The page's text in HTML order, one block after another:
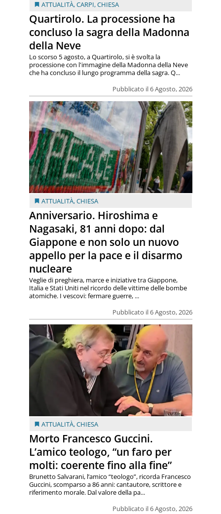
ATTUALITÀ,CARPI,CHIESA
Quartirolo. La processione ha
concluso la sagra della Madonna
della Neve
Pubblicato il 6 Agosto, 2026
Lo scorso 5 agosto, a Quartirolo, si è svolta la
processione con l'immagine della Madonna della Neve
che ha concluso il lungo programma della sagra. Q...
ATTUALITÀ,CHIESA
Anniversario. Hiroshima e
Nagasaki, 81 anni dopo: dal
Giappone e non solo un nuovo
appello per la pace e il disarmo
nucleare
Pubblicato il 6 Agosto, 2026
Veglie di preghiera, marce e iniziative tra Giappone,
Italia e Stati Uniti nel ricordo delle vittime delle bombe
atomiche. I vescovi: fermare guerre, ...
ATTUALITÀ,CHIESA
Morto Francesco Guccini.
L’amico teologo, “un faro per
molti: coerente fino alla fine”
Pubblicato il 6 Agosto, 2026
Brunetto Salvarani, l’amico “teologo”, ricorda Francesco
Guccini, scomparso a 86 anni: cantautore, scrittore e
riferimento morale. Dal valore della pa...